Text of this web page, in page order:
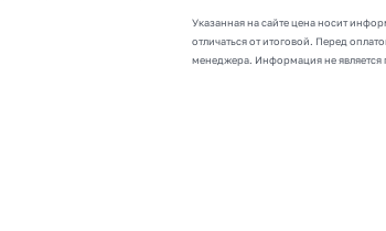
Указанная на сайте цена носит
отличаться от итоговой. Перед
менеджера. Информация не является